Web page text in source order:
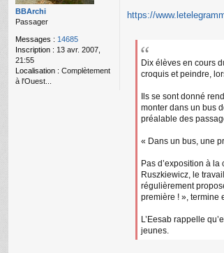
BBArchi
Passager
Messages : 14685
Inscription : 13 avr. 2007,
21:55
Localisation : Complètement
à l'Ouest...
o
n
u
https://
Dix élèves en cours
croquis et peindre,
Ils se sont donné
monter dans un bus
préalable des
« Dans un bus, une
Pas d’exposition à
Ruszkiewicz, le
régulièrement
première ! », termine
L’Eesab rappelle
jeunes.